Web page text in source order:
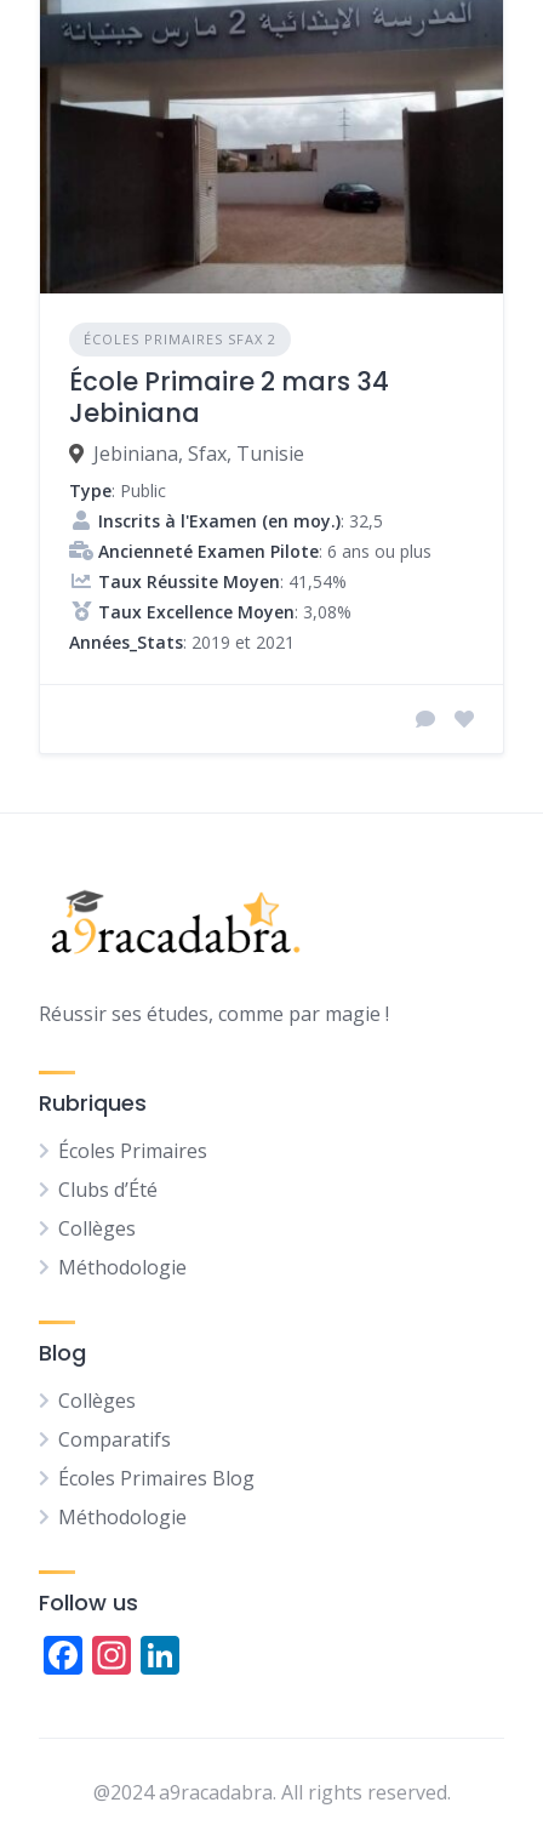
ÉCOLES PRIMAIRES SFAX 2
École Primaire 2 mars 34
Jebiniana
Jebiniana, Sfax, Tunisie
Type: Public
Inscrits à l'Examen (en moy.): 32,5
Ancienneté Examen Pilote: 6 ans ou plus
Taux Réussite Moyen: 41,54%
Taux Excellence Moyen: 3,08%
Années_Stats: 2019 et 2021
Réussir ses études, comme par magie !
Rubriques
Écoles Primaires
Clubs d’Été
Collèges
Méthodologie
Blog
Collèges
Comparatifs
Écoles Primaires Blog
Méthodologie
Follow us
Facebook
Instagram
@2024 a9racadabra. All rights reserved.